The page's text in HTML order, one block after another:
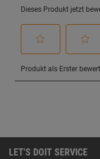
LET'S DOIT SERVICE